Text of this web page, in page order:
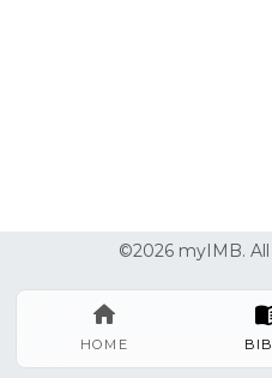
HOME
©2026 myIMB.